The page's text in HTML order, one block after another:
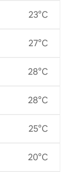
23°C
27°C
28°C
28°C
25°C
20°C